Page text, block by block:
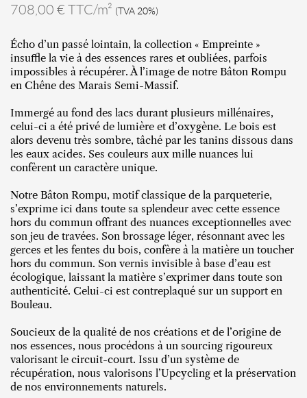
708,00 € TTC/m² (TVA 20%)
Écho d’un passé lointain, la collection « Empreinte »
insuffle la vie à des essences rares et oubliées, parfois
impossibles à récupérer. À l’image de notre Bâton Rompu
en Chêne des Marais Semi-Massif.
Immergé au fond des lacs durant plusieurs millénaires,
celui-ci a été privé de lumière et d’oxygène. Le bois est
alors devenu très sombre, tâché par les tanins dissous dans
les eaux acides. Ses couleurs aux mille nuances lui
confèrent un caractère unique.
Notre Bâton Rompu, motif classique de la parqueterie,
s’exprime ici dans toute sa splendeur avec cette essence
hors du commun offrant des nuances exceptionnelles avec
son jeu de travées. Son brossage léger, résonnant avec les
gerces et les fentes du bois, confère à la matière un toucher
hors du commun. Son vernis invisible à base d’eau est
écologique, laissant la matière s’exprimer dans toute son
authenticité. Celui-ci est contreplaqué sur un support en
Bouleau.
Soucieux de la qualité de nos créations et de l’origine de
nos essences, nous procédons à un sourcing rigoureux
valorisant le circuit-court. Issu d’un système de
récupération, nous valorisons l’Upcycling et la préservation
de nos environnements naturels.